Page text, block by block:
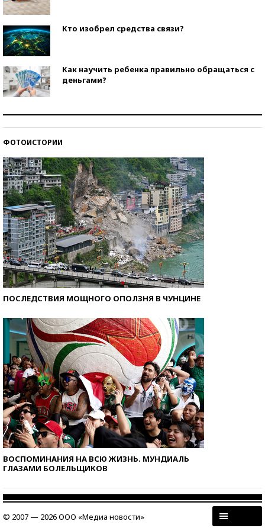
Кто изобрел средства связи?
Как научить ребенка правильно обращаться с
деньгами?
ФОТОИСТОРИИ
ПОСЛЕДСТВИЯ МОЩНОГО ОПОЛЗНЯ В ЧУНЦИНЕ
ВОСПОМИНАНИЯ НА ВСЮ ЖИЗНЬ. МУНДИАЛЬ
ГЛАЗАМИ БОЛЕЛЬЩИКОВ
© 2007 — 2026 ООО «Медиа новости»